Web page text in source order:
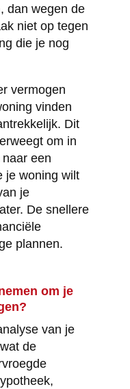
dan wegen de
niet op tegen
die je nog
vermogen
vinden
Dit
om in
een
je woning wilt
je
De snellere
plannen.
om je
van je
de